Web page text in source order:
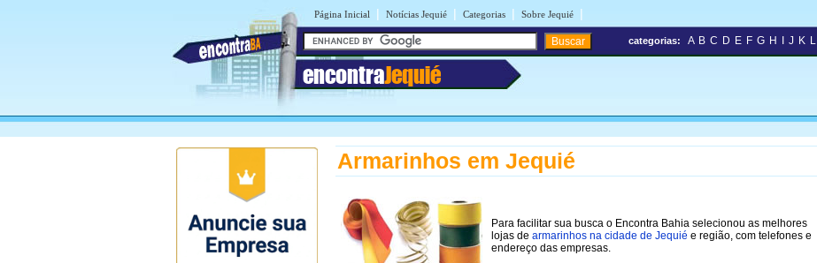
Página Inicial | Notícias Jequié | Categorias | Sobre Jequié |
encontraJequié
categorias: A B C D E F G H J K L
Armarinhos em Jequié
Para facilitar sua busca o Encontra Bahia selecionou as melhores
lojas de armarinhos na cidade de Jequié e região, com telefones e
endereço das empresas.